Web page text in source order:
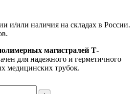
и/или наличия на складах в России.
магистралей Т-
для надежного и герметичного
медицинских трубок.